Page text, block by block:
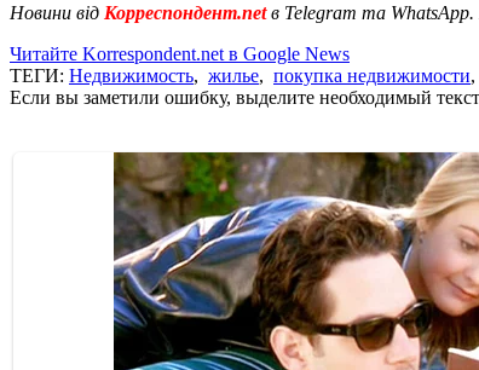
Новини від Корреспондент.netв Telegram та
Читайте Korrespondent.net в Google News
ТЕГИ: Недвижимость, жилье, покупка недвижимости,
Если вы заметили ошибку, выделите необходимый